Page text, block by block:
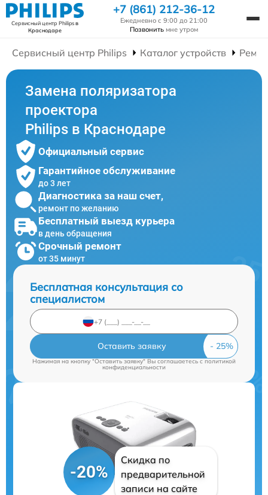
Сервисный центр Philipsв
Краснодаре
+7 (861) 212-36-12
Ежедневно с 9:00 до 21:00
Позвонить мне утром
Сервисный центр Philips Каталог устройств
Замена поляризатора
проектора
Philips в Краснодаре
Официальный сервис
Гарантийное обслуживание
до 3 лет
Диагностика за наш счет,
ремонт по желанию
Бесплатный выезд курьера
в день обращения
Срочный ремонт
от 35 минут
Бесплатная консультация со
специалистом
Оставить заявку
Нажимая на кнопку "Оставить заявку" Вы соглашаетесь c политикой
конфиденциальности
-20%
Скидка по
предварительной
записи на сайте